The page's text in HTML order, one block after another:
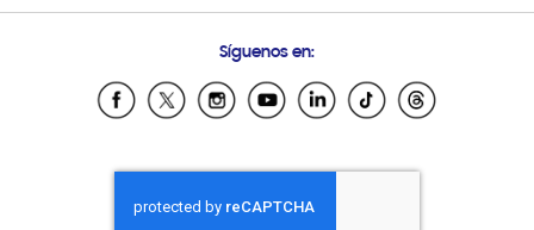
Samsung Ecuador
Samsung El Salvador
Samsung Honduras
Samsung Nicaragua
Síguenos en: